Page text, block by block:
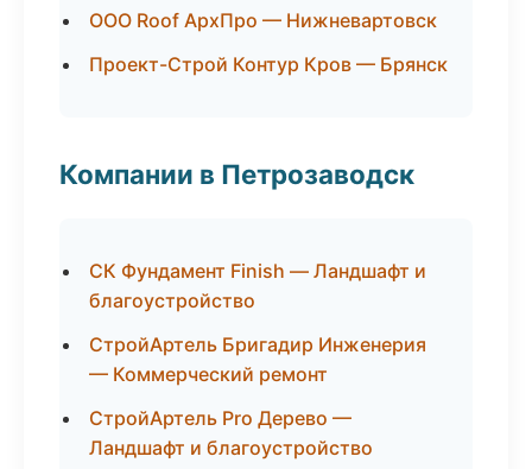
ООО Roof АрхПро — Нижневартовск
Проект-Строй Контур Кров — Брянск
Компании в Петрозаводск
СК Фундамент Finish — Ландшафт и
благоустройство
СтройАртель Бригадир Инженерия
— Коммерческий ремонт
СтройАртель Pro Дерево —
Ландшафт и благоустройство